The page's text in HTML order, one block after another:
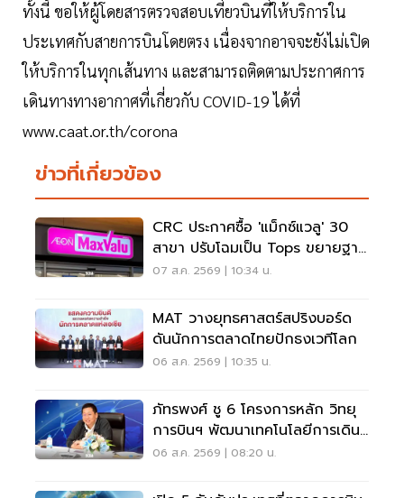
ทั้งนี้ ขอให้ผู้โดยสารตรวจสอบเที่ยวบินที่ให้บริการใน
ประเทศกับสายการบินโดยตรง เนื่องจากอาจจะยังไม่เปิด
ให้บริการในทุกเส้นทาง และสามารถติดตามประกาศการ
เดินทางทางอากาศที่เกี่ยวกับ COVID-19 ได้ที่
www.caat.or.th/corona
ข่าวที่เกี่ยวข้อง
CRC ประกาศซื้อ 'แม็กซ์แวลู' 30
สาขา ปรับโฉมเป็น Tops ขยายฐาน
ลูกค้าเพิ่ม 9 แสนราย
07 ส.ค. 2569 | 10:34 น.
MAT วางยุทธศาสตร์สปริงบอร์ด
ดันนักการตลาดไทยปักธงเวทีโลก
06 ส.ค. 2569 | 10:35 น.
ภัทรพงศ์ ชู 6 โครงการหลัก วิทยุ
การบินฯ พัฒนาเทคโนโลยีการเดิน
อากาศ การบินยุคใหม่
06 ส.ค. 2569 | 08:20 น.